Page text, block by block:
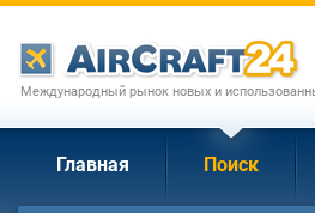
Международный рынок новых и
Главная Поиск